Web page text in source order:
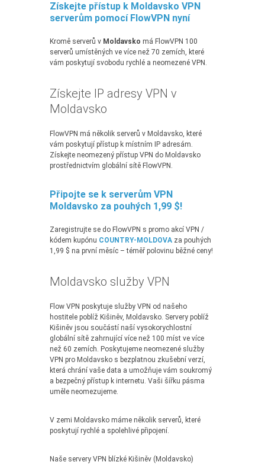
Získejte přístup k Moldavsko VPN
serverům pomocí FlowVPN nyní
Kromě serverů v Moldavsko má FlowVPN 100
serverů umístěných ve více než 70 zemích, které
vám poskytují svobodu rychlé a neomezené VPN.
Získejte IP adresy VPN v
Moldavsko
FlowVPN má několik serverů v Moldavsko, které
vám poskytují přístup k místním IP adresám.
Získejte neomezený přístup VPN do Moldavsko
prostřednictvím globální sítě FlowVPN.
Připojte se k serverům VPN
Moldavsko za pouhých 1,99 $!
Zaregistrujte se do FlowVPN s promo akcí VPN /
kódem kupónu COUNTRY-MOLDOVA za pouhých
1,99 $ na první měsíc – téměř polovinu běžné ceny!
Moldavsko služby VPN
Flow VPN poskytuje služby VPN od našeho
hostitele poblíž Kišiněv, Moldavsko. Servery poblíž
Kišiněv jsou součástí naší vysokorychlostní
globální sítě zahrnující více než 100 míst ve více
než 60 zemích. Poskytujeme neomezené služby
VPN pro Moldavsko s bezplatnou zkušební verzí,
která chrání vaše data a umožňuje vám soukromý
a bezpečný přístup k internetu. Vaši šířku pásma
uměle neomezujeme.
V zemi Moldavsko máme několik serverů, které
poskytují rychlé a spolehlivé připojení.
Naše servery VPN blízké Kišiněv (Moldavsko)